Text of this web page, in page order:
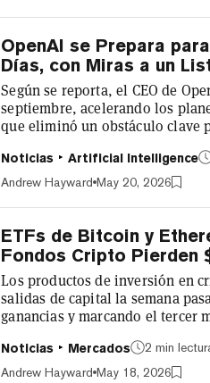
OpenAI se Prepara
Días, con Miras a un
Según se reporta, el CEO de
septiembre, acelerando los
que eliminó un obstáculo clave
con los planes, la compañía de
para preparar la documentación
Noticias Artificial Intelligence
Andrew Hayward May 20, 2026
ETFs de Bitcoin y
Fondos Cripto Pierden
Los productos de inversión en
salidas de capital la semana
ganancias y marcando el tercer
la renovada ansiedad
riesgo en general y llevó a los
Noticias Mercados
2 min
Andrew Hayward May 18, 2026